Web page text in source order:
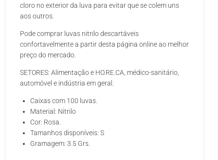
cloro no exterior da luva para evitar que se colem uns
aos outros.
Pode comprar luvas nitrilo descartáveis
confortavelmente a partir desta página online ao melhor
preço do mercado.
SETORES: Alimentação e HO.RE.CA, médico-sanitário,
automóvel e indústria em geral.
Caixas com 100 luvas.
Material: Nitrilo
Cor: Rosa.
Tamanhos disponíveis: S
Gramagem: 3.5 Grs.